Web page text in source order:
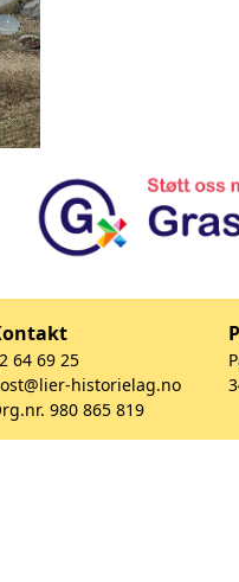
64 69 25
historielag.no
980 865 819